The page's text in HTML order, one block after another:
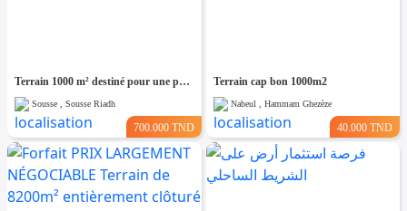
Terrain 1000 m² destiné pour une promotion immobilière à Cité riadh
Sousse , Sousse Riadh
700.000 TND
Terrain cap bon 1000m2
Nabeul , Hammam Ghezèze
40.000 TND